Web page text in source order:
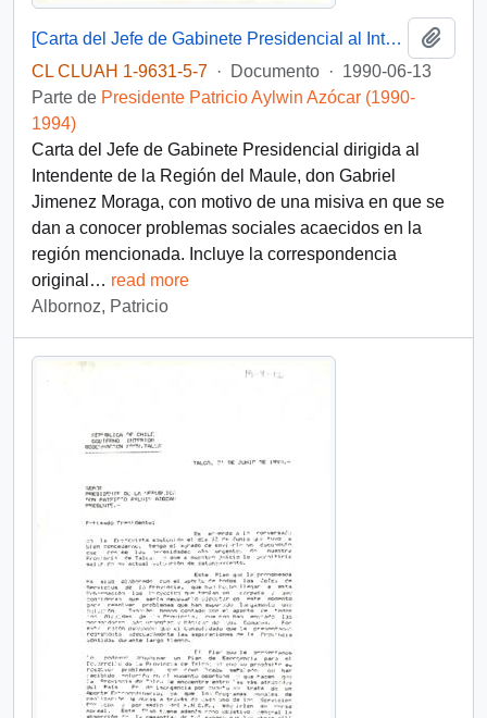
[Carta del Jefe de Gabinete Presidencial al Intendente de la Región del Maule]
CL CLUAH 1-9631-5-7 · Documento · 1990-06-13
Parte de Presidente Patricio Aylwin Azócar (1990-
1994)
Carta del Jefe de Gabinete Presidencial dirigida al
Intendente de la Región del Maule, don Gabriel
Jimenez Moraga, con motivo de una misiva en que se
dan a conocer problemas sociales acaecidos en la
región mencionada. Incluye la correspondencia
original … read more
Albornoz, Patricio